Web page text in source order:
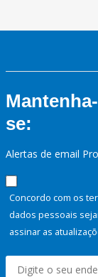
se:
Alertas de email
Concordo com os
dados pessoais
assinar as